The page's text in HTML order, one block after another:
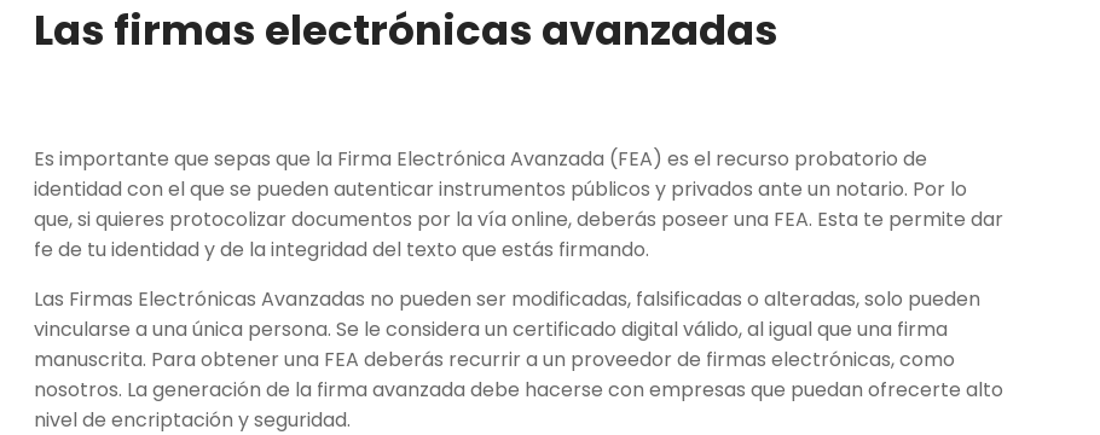
Las firmas electrónicas avanzadas
Es importante que sepas que la Firma Electrónica Avanzada (FEA) es el recurso probatorio de
identidad con el que se pueden autenticar instrumentos públicos y privados ante un notario. Por lo
que, si quieres protocolizar documentos por la vía online, deberás poseer una FEA. Esta te permite dar
fe de tu identidad y de la integridad del texto que estás firmando.
Las Firmas Electrónicas Avanzadas no pueden ser modificadas, falsificadas o alteradas, solo pueden
vincularse a una única persona. Se le considera un certificado digital válido, al igual que una firma
manuscrita. Para obtener una FEA deberás recurrir a un proveedor de firmas electrónicas, como
nosotros. La generación de la firma avanzada debe hacerse con empresas que puedan ofrecerte alto
nivel de encriptación y seguridad.